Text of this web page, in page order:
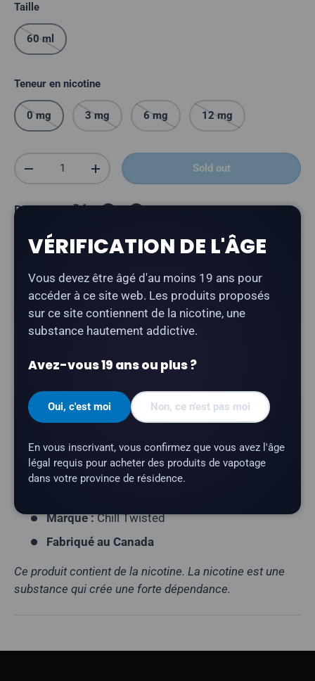
Taille
60 ml
Teneur en nicotine
0 mg 3 mg 6 mg 12 mg
Quantité
Réduire la quantitéAugmenter la quantitéSold out
Partager :
Description
L'e-liquide « Chill Twisted - Framboise-Pomme
un mélange fruité rafraîchissant E-liquide Freebase. Il
fabriquée au Canada.
Type de produit :E-liquide Freebase
Profil aromatique :framboise-pomme
Contenance du flacon :60 ml
Rapport VG/PG :70/30
Marque :Chill Twisted
Fabriqué au Canada
Ce produit contient de la nicotine. La nicotine est une
substance qui crée une forte dépendance.
VÉRIFICATION DE L'ÂGE
Vous devez être âgé d'au moins 19 ans pour
accéder à ce site web. Les produits proposés
sur ce site contiennent de la nicotine, une
substance hautement addictive.
Avez-vous 19 ans ou plus ?
Oui, c'est moi Non, ce n'est pas moi
En vous inscrivant, vous confirmez que vous avez l'âge
légal requis pour acheter des produits de vapotage
dans votre province de résidence.